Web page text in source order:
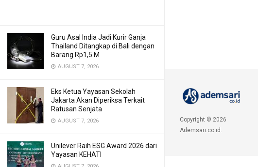
Guru Asal India Jadi Kurir Ganja
Thailand Ditangkap di Bali dengan
Barang Rp1,5 M
AUGUST 7, 2026
Eks Ketua Yayasan Sekolah
Jakarta Akan Diperiksa Terkait
Ratusan Senjata
AUGUST 7, 2026
Unilever Raih ESG Award 2026 dari
Yayasan KEHATI
Copyright © 2026
Ademsari.co.id.